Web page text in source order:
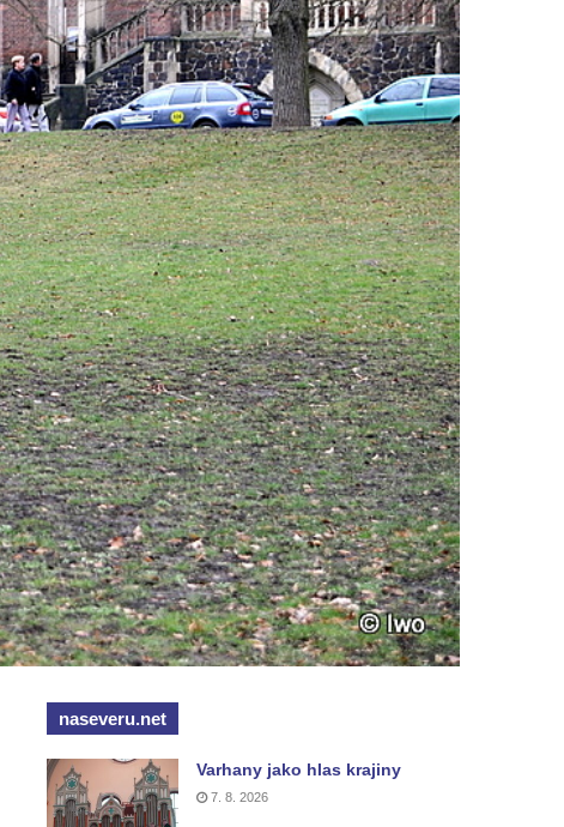
naseveru.net
Varhany jako hlas krajiny
7. 8. 2026